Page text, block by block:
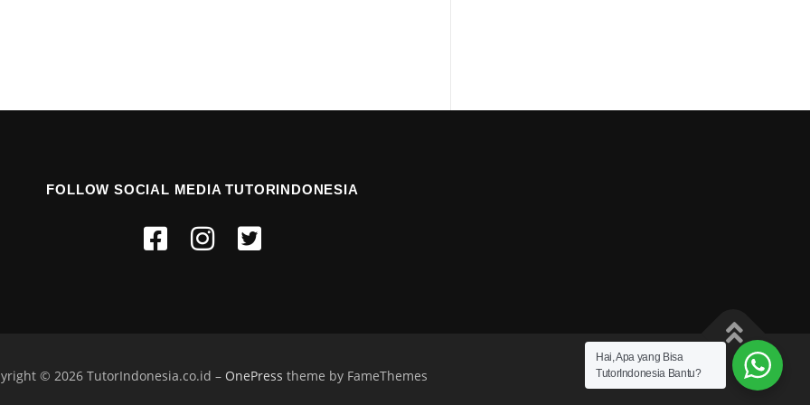
FOLLOW SOCIAL MEDIA TUTORINDONESIA
© 2026 TutorIndonesia.co.id – OnePress theme by FameThemes
Hai, Apa yang Bisa
TutorIndonesia Bantu?